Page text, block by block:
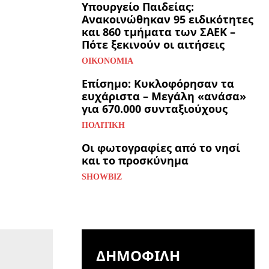
Υπουργείο Παιδείας:
Ανακοινώθηκαν 95 ειδικότητες
και 860 τμήματα των ΣΑΕΚ –
Πότε ξεκινούν οι αιτήσεις
ΟΙΚΟΝΟΜΊΑ
Επίσημο: Κυκλοφόρησαν τα
ευχάριστα – Μεγάλη «ανάσα»
για 670.000 συνταξιούχους
ΠΟΛΙΤΙΚΉ
Οι φωτογραφίες από το νησί
και το προσκύνημα
SHOWBIZ
ΔΗΜΟΦΙΛΉ